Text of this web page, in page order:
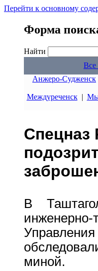
Перейти к основному
Форма
Найти
Все
Анжеро-Судженск
Междуреченск|
Спецназ
В
миной.